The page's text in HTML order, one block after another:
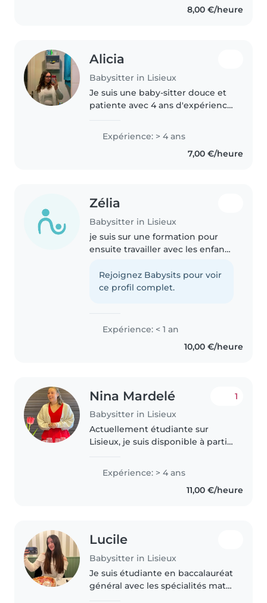
travaillant avec des enfants8,00 €/heure
Alicia
Babysitter in Lisieux
Je suis une baby-sitter douce et
patiente avec 4 ans d'expérience
Formée en premiers secours, j'ai
aidé des enfants avec autisme,
Expérience: > 4 ans
7,00 €/heure
Zélia
Babysitter in Lisieux
je suis sur une formation pour
ensuite travailler avec les enfants
effectuer des stages avec les
enfants
Rejoignez Babysits pour voir
ce profil complet.
Expérience: < 1 an
10,00 €/heure
Nina Mardelé
Babysitter in Lisieux
1
Actuellement étudiante sur
Lisieux, je suis disponible à partir
12h30 les vendredi et 1 week-end
sur 2. Mon diplôme BAFA
(expériences en centre de
Expérience: > 4 ans
11,00 €/heure
Lucile
Babysitter in Lisieux
Je suis étudiante en baccalauréat
général avec les spécialités math